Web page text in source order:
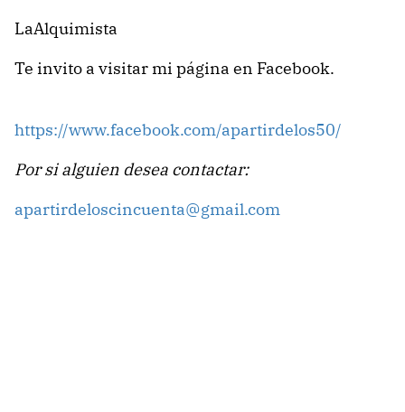
LaAlquimista
Te invito a visitar mi página en Facebook.
https://www.facebook.com/apartirdelos50/
Por si alguien desea contactar:
apartirdeloscincuenta@gmail.com